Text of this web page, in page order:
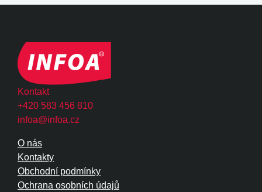
Kontakt
+420 583 456 810
infoa@infoa.cz
O nás
Kontakty
Obchodní podmínky
Ochrana osobních údajů